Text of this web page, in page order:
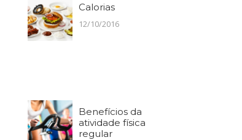
Calorias
12/10/2016
Benefícios da
atividade física
regular